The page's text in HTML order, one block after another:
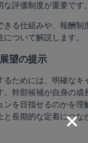
な評価制度が重要です
きる仕組みや、報酬制
ついて解説します。
望の提示
るためには、明確なキ
。幹部候補が自身の成
ンを目指せるのかを理
と長期的な定着につな